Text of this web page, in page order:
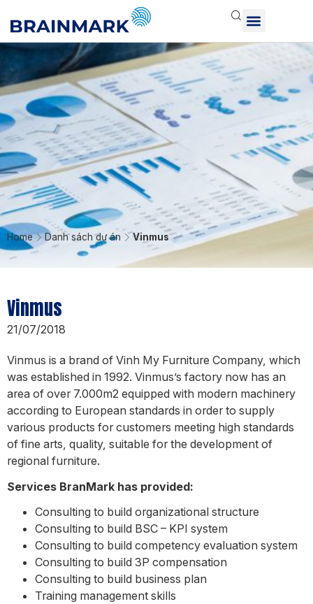
Home Danh sách dự án Vinmus
Vinmus
21/07/2018
Vinmus is a brand of Vinh My Furniture Company, which
was established in 1992. Vinmus’s factory now has an
area of over 7.000m2 equipped with modern machinery
according to European standards in order to supply
various products for customers meeting high standards
of fine arts, quality, suitable for the development of
regional furniture.
Services BranMark has provided:
Consulting to build organizational structure
Consulting to build BSC – KPI system
Consulting to build competency evaluation system
Consulting to build 3P compensation
Consulting to build business plan
Training management skills